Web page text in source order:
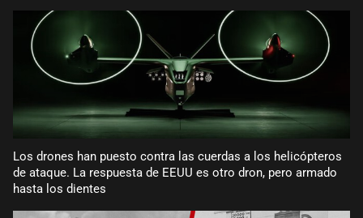
Los drones han puesto contra las cuerdas a los helicópteros
de ataque. La respuesta de EEUU es otro dron, pero armado
hasta los dientes